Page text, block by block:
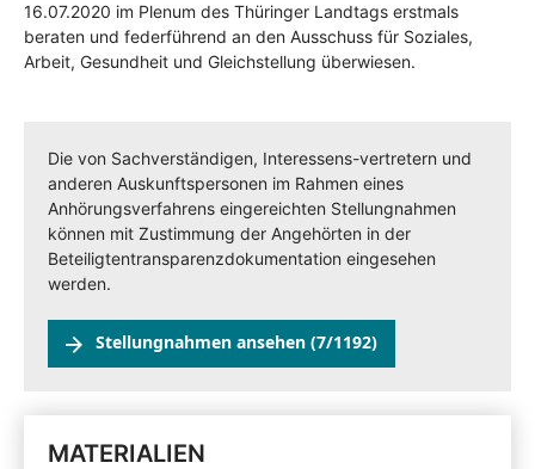
16.07.2020 im Plenum des Thüringer Landtags erstmals
beraten und federführend an den Ausschuss für Soziales,
Arbeit, Gesundheit und Gleichstellung überwiesen.
Die von Sachverständigen, Interessens-vertretern und
anderen Auskunftspersonen im Rahmen eines
Anhörungsverfahrens eingereichten Stellungnahmen
können mit Zustimmung der Angehörten in der
Beteiligtentransparenzdokumentation eingesehen
werden.
Stellungnahmen ansehen (7/1192)
MATERIALIEN